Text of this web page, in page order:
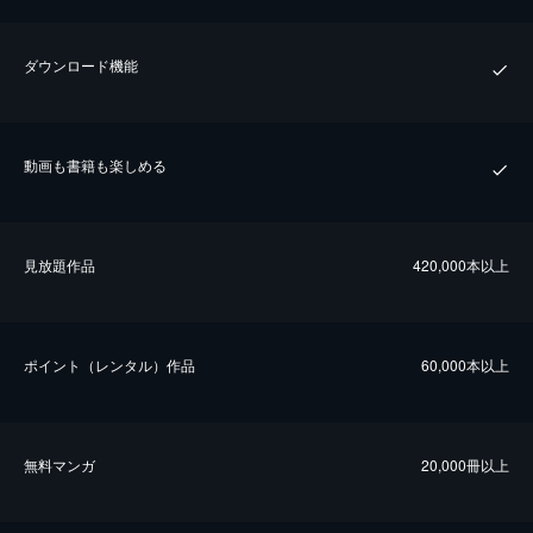
ダウンロード機能
動画も書籍も楽しめる
⾒放題作品 420,000本以上
ポイント（レンタル）作品 60,000本以上
無料マンガ 20,000冊以上